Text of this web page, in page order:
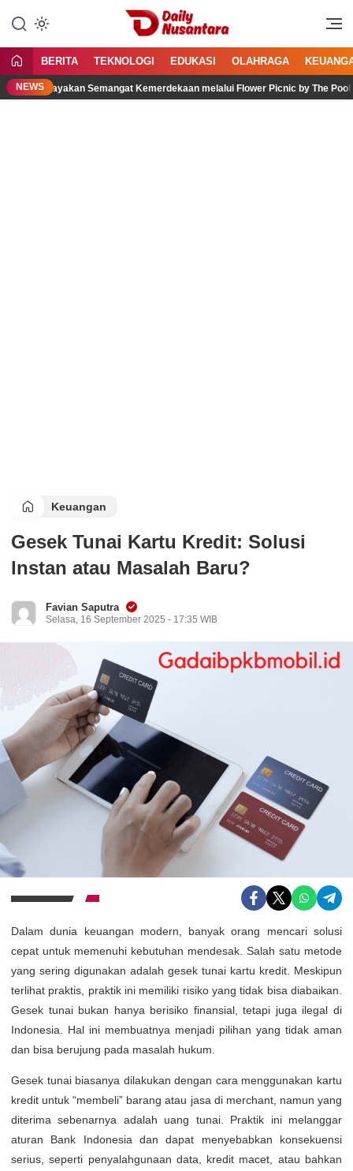
konten
Daily Nusantara
Menyajikan Fakta, Menginspirasi
BERITA TEKNOLOGI EDUKASI OLAHRAGA
NEWS
Rayakan Semangat Kemerdekaan melalui Flower Picnic by The Pool –
Keuangan
Gesek Tunai Kartu Kredit: Solusi
Instan atau Masalah Baru?
Favian Saputra
Selasa, 16 September 2025 - 17:35 WIB
Dalam dunia keuangan modern, banyak orang mencari solusi
cepat untuk memenuhi kebutuhan mendesak. Salah satu metode
yang sering digunakan adalah gesek tunai kartu kredit. Meskipun
terlihat praktis, praktik ini memiliki risiko yang tidak bisa diabaikan.
Gesek tunai bukan hanya berisiko finansial, tetapi juga ilegal di
Indonesia. Hal ini membuatnya menjadi pilihan yang tidak aman
dan bisa berujung pada masalah hukum.
Gesek tunai biasanya dilakukan dengan cara menggunakan kartu
kredit untuk “membeli” barang atau jasa di merchant, namun yang
diterima sebenarnya adalah uang tunai. Praktik ini melanggar
aturan Bank Indonesia dan dapat menyebabkan konsekuensi
serius, seperti penyalahgunaan data, kredit macet, atau bahkan